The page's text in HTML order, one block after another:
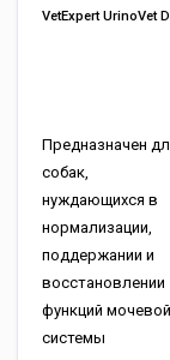
VetExpert UrinoVet
Предназначен
собак,
нуждающихся в
нормализации,
поддержании и
восстановлении
функций мочевой
системы